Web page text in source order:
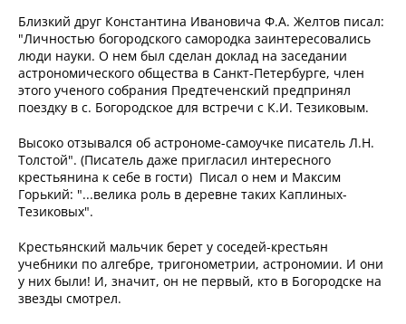
Близкий друг Константина Ивановича Ф.А. Желтов писал:
"Личностью богородского самородка заинтересовались
люди науки. О нем был сделан доклад на заседании
астрономического общества в Санкт-Петербурге, член
этого ученого собрания Предтеченский предпринял
поездку в с. Богородское для встречи с К.И. Тезиковым.
Высоко отзывался об астрономе-самоучке писатель Л.Н.
Толстой". (Писатель даже пригласил интересного
крестьянина к себе в гости) Писал о нем и Максим
Горький: "...велика роль в деревне таких Каплиных-
Тезиковых".
Крестьянский мальчик берет у соседей-крестьян
учебники по алгебре, тригонометрии, астрономии. И они
у них были! И, значит, он не первый, кто в Богородске на
звезды смотрел.